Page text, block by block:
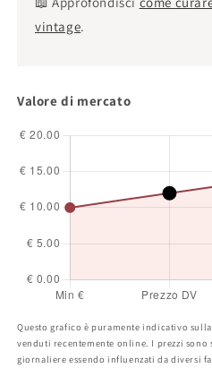
vintage.
Valore di mercato
Questo grafico è puramente indicativo
venduti recentemente online. I prezzi
giornaliere essendo influenzati da diversi